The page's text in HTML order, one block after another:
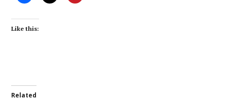
Like this:
Related